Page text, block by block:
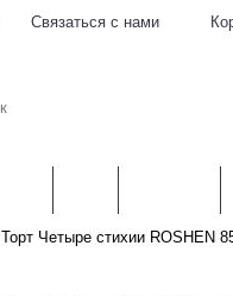
Связаться с нами
Торт Четыре стихии ROSHEN